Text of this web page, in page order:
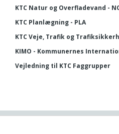
KTC Natur og Overfladevand -
KTC Planlægning - PLA
KTC Veje, Trafik og
KIMO - Kommunernes
Vejledning til KTC Faggrupper